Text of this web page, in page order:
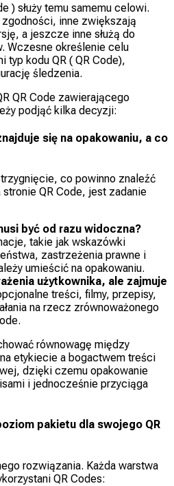
) służy temu samemu celowi.
zgodności, inne zwiększają
a jeszcze inne służą do
Wczesne określenie celu
typ kodu QR ( QR Code),
śledzenia.
QR Code zawierającego
podjąć kilka decyzji:
się na opakowaniu, a co
co powinno znaleźć
QR Code, jest zadanie
być od razu widoczna?
takie jak wskazówki
zastrzeżenia prawne i
umieścić na opakowaniu.
użytkownika, ale zajmuje
treści, filmy, przepisy,
na rzecz zrównoważonego
równowagę między
etykiecie a bogactwem treści
dzięki czemu opakowanie
i jednocześnie przyciąga
pakietu dla swojego QR
rozwiązania. Każda warstwa
QR Codes: